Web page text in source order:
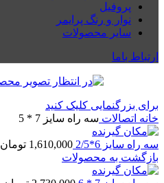
پروفیل
نوار و رنگ پرایمر
سایر محصولات
ارتباط باما
برای بزرگنمایی کلیک کنید
خانه اتصالات سه راه سایز 7 * 5
سه راه سایز 6*2/5 1,610,000 تومان
بازگشت به محصولات